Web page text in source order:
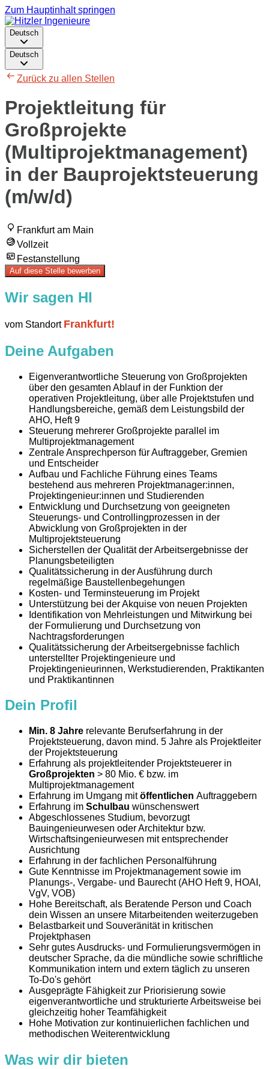
Zum Hauptinhalt springen
Deutsch
Deutsch
Zurück zu allen Stellen
Projektleitung für
Großprojekte
(Multiprojektmanagement)
in der Bauprojektsteuerung
(m/w/d)
Frankfurt am Main
Vollzeit
Festanstellung
Auf diese Stelle bewerben
Wir sagen HI
vom Standort Frankfurt!
Deine Aufgaben
Eigenverantwortliche Steuerung von Großprojekten
über den gesamten Ablauf in der Funktion der
operativen Projektleitung, über alle Projektstufen und
Handlungsbereiche, gemäß dem Leistungsbild der
AHO, Heft 9
Steuerung mehrerer Großprojekte parallel im
Multiprojektmanagement
Zentrale Ansprechperson für Auftraggeber, Gremien
und Entscheider
Aufbau und Fachliche Führung eines Teams
bestehend aus mehreren Projektmanager:innen,
Projektingenieur:innen und Studierenden
Entwicklung und Durchsetzung von geeigneten
Steuerungs- und Controllingprozessen in der
Abwicklung von Großprojekten in der
Multiprojektsteuerung
Sicherstellen der Qualität der Arbeitsergebnisse der
Planungsbeteiligten
Qualitätssicherung in der Ausführung durch
regelmäßige Baustellenbegehungen
Kosten- und Terminsteuerung im Projekt
Unterstützung bei der Akquise von neuen Projekten
Identifikation von Mehrleistungen und Mitwirkung bei
der Formulierung und Durchsetzung von
Nachtragsforderungen
Qualitätssicherung der Arbeitsergebnisse fachlich
unterstellter Projektingenieure und
Projektingenieurinnen, Werkstudierenden, Praktikanten
und Praktikantinnen
Dein Profil
Min. 8 Jahre relevante Berufserfahrung in der
Projektsteuerung, davon mind. 5 Jahre als Projektleiter
der Projektsteuerung
Erfahrung als projektleitender Projektsteuerer in
Großprojekten > 80 Mio. € bzw. im
Multiprojektmanagement
Erfahrung im Umgang mitöffentlichen Auftraggebern
Erfahrung im Schulbau wünschenswert
Abgeschlossenes Studium, bevorzugt
Bauingenieurwesen oder Architektur bzw.
Wirtschaftsingenieurwesen mit entsprechender
Ausrichtung
Erfahrung in der fachlichen Personalführung
Gute Kenntnisse im Projektmanagement sowie im
Planungs-, Vergabe- und Baurecht (AHO Heft 9, HOAI,
VgV, VOB)
Hohe Bereitschaft, als Beratende Person und Coach
dein Wissen an unsere Mitarbeitenden weiterzugeben
Belastbarkeit und Souveränität in kritischen
Projektphasen
Sehr gutes Ausdrucks- und Formulierungsvermögen in
deutscher Sprache, da die mündliche sowie schriftliche
Kommunikation intern und extern täglich zu unseren
To-Do's gehört
Ausgeprägte Fähigkeit zur Priorisierung sowie
eigenverantwortliche und strukturierte Arbeitsweise bei
gleichzeitig hoher Teamfähigkeit
Hohe Motivation zur kontinuierlichen fachlichen und
methodischen Weiterentwicklung
Was wir dir bieten